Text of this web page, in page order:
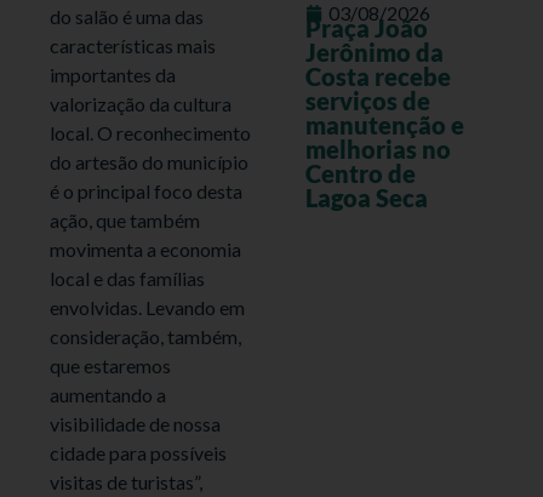
do salão é uma das
características mais
importantes da
valorização da cultura
local. O reconhecimento
do artesão do município
é o principal foco desta
ação, que também
movimenta a economia
local e das famílias
envolvidas. Levando em
consideração, também,
que estaremos
aumentando a
visibilidade de nossa
cidade para possíveis
visitas de turistas”,
03/08/2026
Praça João
Jerônimo da
Costa recebe
serviços de
manutenção e
melhorias no
Centro de
Lagoa Seca